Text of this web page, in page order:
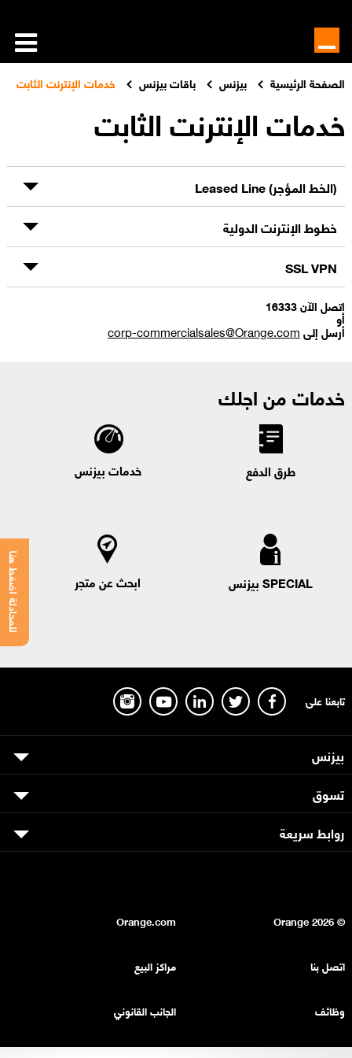
الصفحة الرئيسية بيزنس باقات بيزنس خدمات الإنترنت الثابت
خدمات الإنترنت الثابت
(الخط المؤجر) Leased Line
خطوط الإنترنت الدولية
SSL VPN
اتصل الآن 16333
أو
أرسل إلىcorp-commercialsales@Orange.com
خدمات من اجلك
طرق الدفع خدمات بيزنس
SPECIAL بيزنس ابحث عن متجر للمحادثة اضغط هنا
تابعنا على
بيزنس
تسوق
روابط سريعة
© Orange
2026
Orange.com
اتصل بنا مراكز البيع
وظائف الجانب القانوني